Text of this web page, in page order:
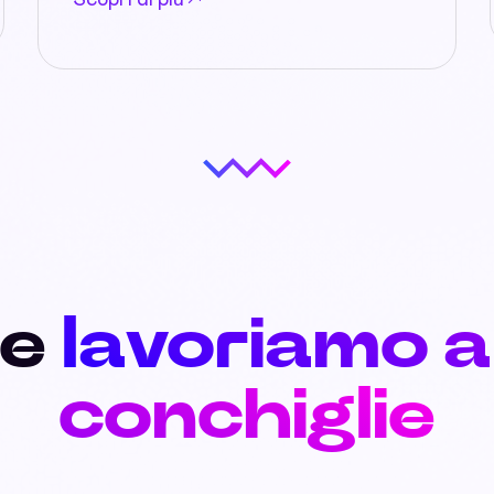
lavoriamo
conchiglie